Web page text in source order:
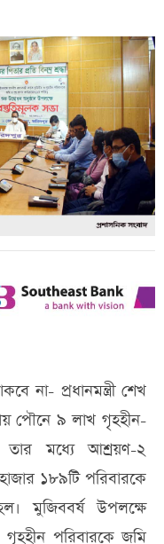
না- প্রধানমন্ত্রী শেখ
পৌনে ৯ লাখ গৃহহীন-
তার মধ্যে আশ্রয়ণ-২
১৮৯টি পরিবারকে
মুজিববর্ষ উপলক্ষে
গৃহহীন পরিবারকে জমি